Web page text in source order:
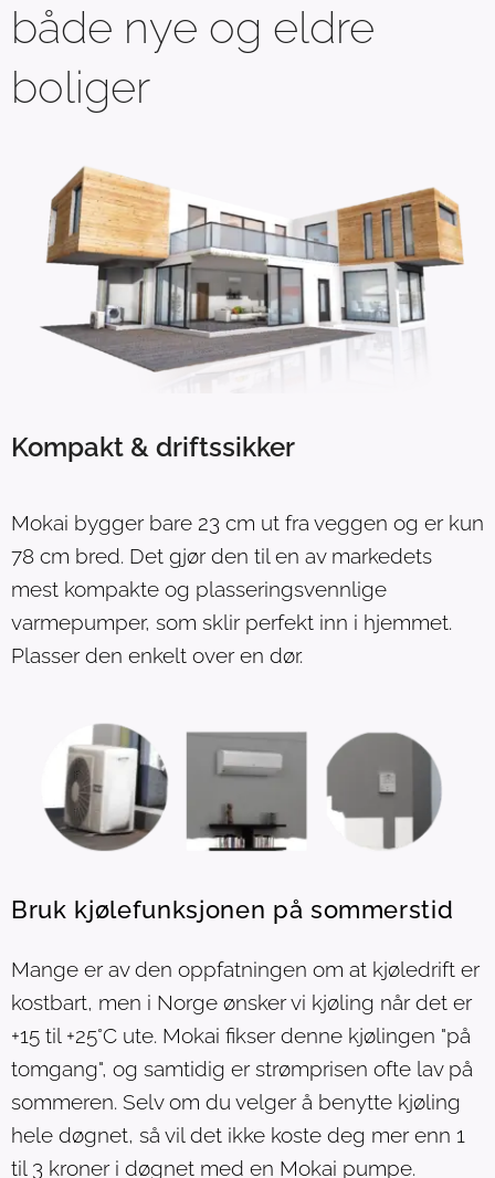
både nye og eldre
boliger
Kompakt & driftssikker
Mokai bygger bare 23 cm ut fra veggen og er kun
78 cm bred. Det gjør den til en av markedets
mest kompakte og plasseringsvennlige
varmepumper, som sklir perfekt inn i hjemmet.
Plasser den enkelt over en dør.
Bruk kjølefunksjonen på sommerstid
Mange er av den oppfatningen om at kjøledrift er
kostbart, men i Norge ønsker vi kjøling når det er
+15 til +25°C ute. Mokai fikser denne kjølingen "på
tomgang", og samtidig er strømprisen ofte lav på
sommeren. Selv om du velger å benytte kjøling
hele døgnet, så vil det ikke koste deg mer enn 1
til 3 kroner i døgnet med en Mokai pumpe.